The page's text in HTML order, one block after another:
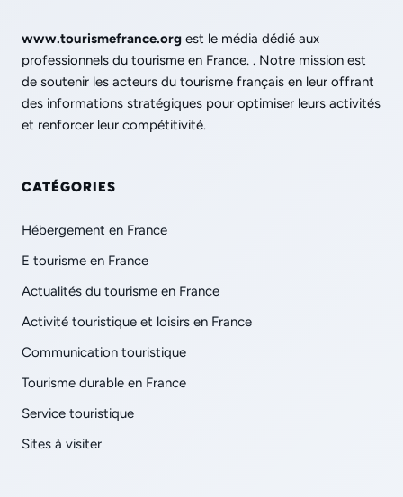
www.tourismefrance.org est le média dédié aux
professionnels du tourisme en France. . Notre mission est
de soutenir les acteurs du tourisme français en leur offrant
des informations stratégiques pour optimiser leurs activités
et renforcer leur compétitivité.
CATÉGORIES
Hébergement en France
E tourisme en France
Actualités du tourisme en France
Activité touristique et loisirs en France
Communication touristique
Tourisme durable en France
Service touristique
Sites à visiter